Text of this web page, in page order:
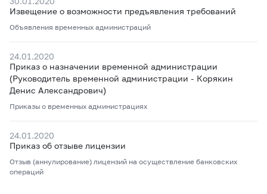
Извещение о возможности предъявления требований
Объявления временных администраций
24.01.2020
Приказ о назначении временной администрации
(Руководитель временной администрации - Корякин
Денис Александрович)
Приказы о временных администрациях
24.01.2020
Приказ об отзыве лицензии
Отзыв (аннулирование) лицензий на осуществление банковских
операций